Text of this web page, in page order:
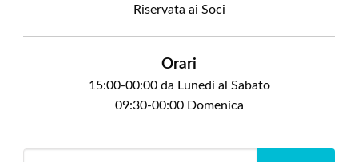
Riservata ai Soci
Orari
15:00-00:00 da Lunedì al Sabato
09:30-00:00 Domenica